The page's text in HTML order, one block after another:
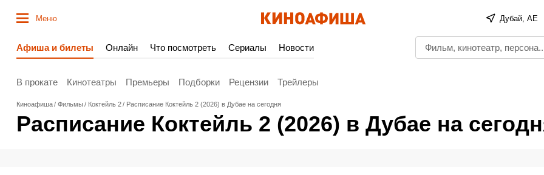
Меню Дубай, AE
Афиша и билеты Онлайн Что посмотреть Сериалы Новости
В прокате Кинотеатры Премьеры Подборки Рецензии Трейлеры
Киноафиша Фильмы Коктейль 2 Расписание Коктейль 2 (2026) в Дубае на сегодня
Расписание Коктейль 2 (2026) в Дубае на